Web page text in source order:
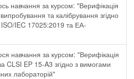
навчання за курсом: "Верифікація
та калібрування згідно
IEC 17025:2019 та ЕА-
навчання за курсом: "Верифікація
CLSI EP 15-A3 згідно з вимогами
лабораторій"